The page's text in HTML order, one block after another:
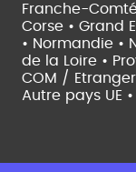
Franche-
Corse • Grand
• Normandie •
de la Loire •
COM / Etranger
Autre pays UE •